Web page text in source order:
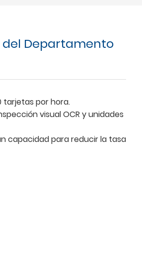
del Departamento
tarjetas por hora.
visual OCR y unidades
capacidad para reducir la tasa